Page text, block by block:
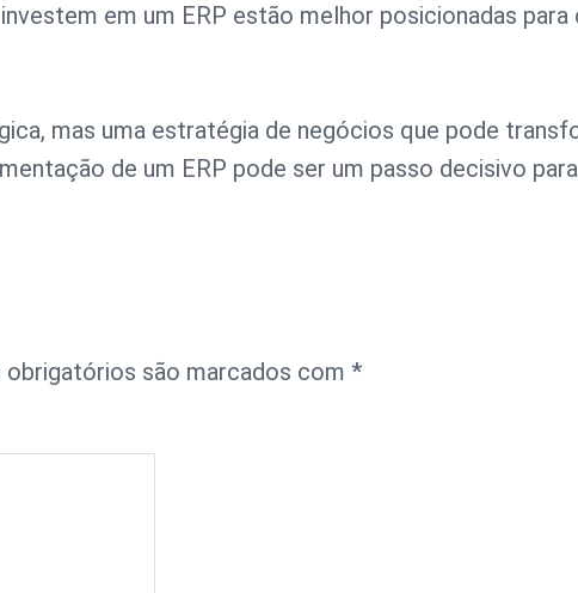
em um ERP estão melhor posicionadas
mas uma estratégia de negócios que pode
de um ERP pode ser um passo decisivo
obrigatórios são marcados com*